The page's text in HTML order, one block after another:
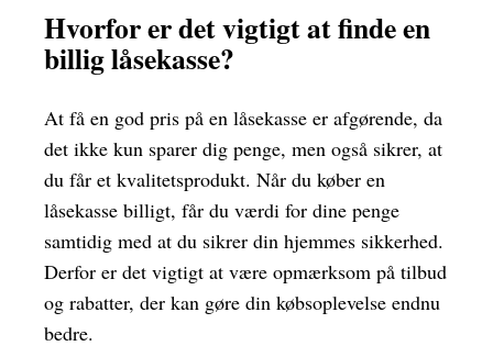
Hvorfor er det vigtigt at finde en
billig låsekasse?
At få en god pris på en låsekasse er afgørende, da
det ikke kun sparer dig penge, men også sikrer, at
du får et kvalitetsprodukt. Når du køber en
låsekasse billigt, får du værdi for dine penge
samtidig med at du sikrer din hjemmes sikkerhed.
Derfor er det vigtigt at være opmærksom på tilbud
og rabatter, der kan gøre din købsoplevelse endnu
bedre.